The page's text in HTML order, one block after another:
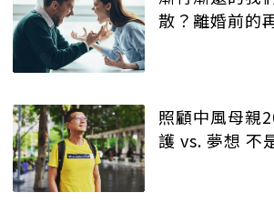
散？離婚前的
照顧中風母親
護 vs. 夢想 不